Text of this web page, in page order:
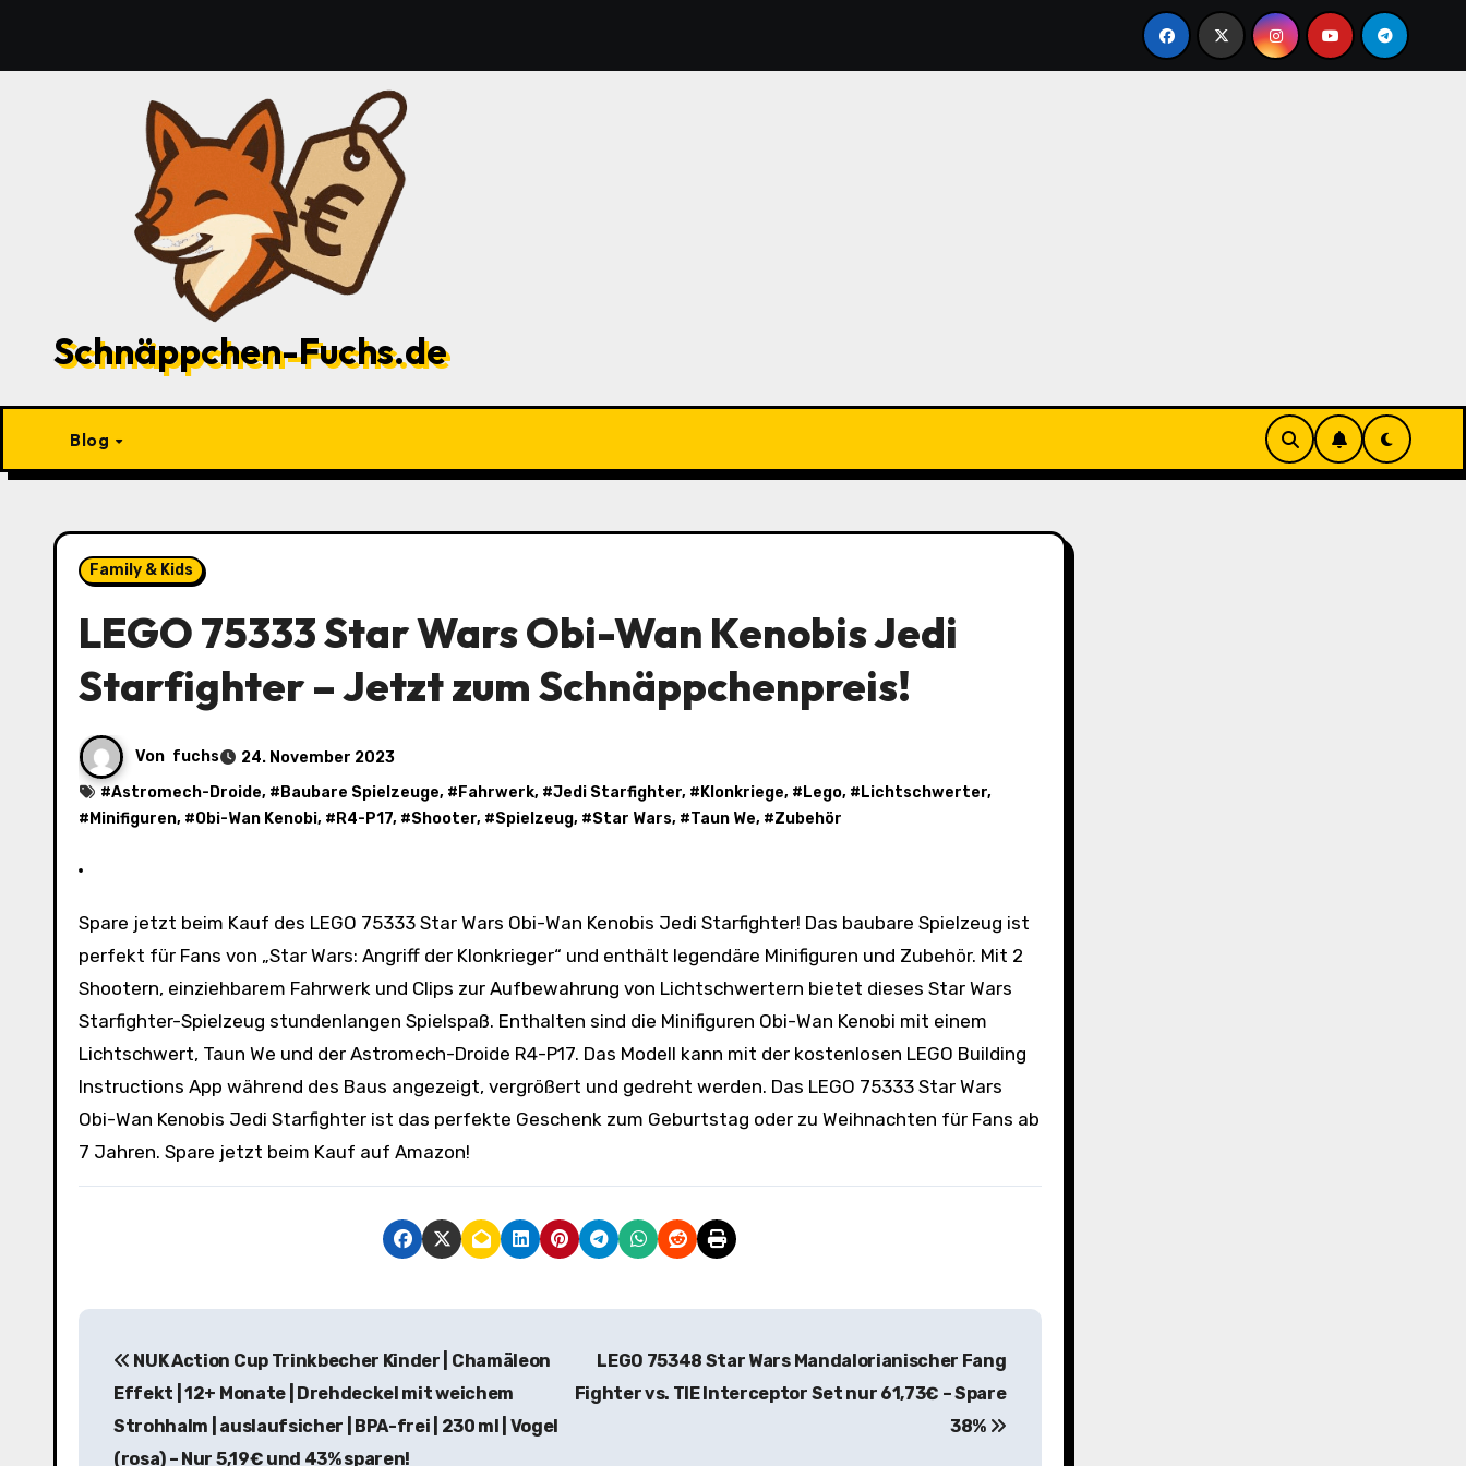
springen
Schnäppchen-Fuchs.de
Blog
Family & Kids
LEGO 75333 Star Wars Obi-Wan Kenobis Jedi
Starfighter – Jetzt zum Schnäppchenpreis!
Von fuchs
24. November 2023
#Astromech-Droide, # Baubare Spielzeuge, # Fahrwerk, #Jedi Starfighter, # Klonkriege, # Lego, # Lichtschwerter,
# Minifiguren, #Obi-Wan Kenobi, # R4-P17, #Shooter, #Spielzeug, #Star Wars, #Taun We, #Zubehör
Spare jetzt beim Kauf des LEGO 75333 Star Wars Obi-Wan Kenobis Jedi Starfighter! Das baubare Spielzeug ist
perfekt für Fans von „Star Wars: Angriff der Klonkrieger“ und enthält legendäre Minifiguren und Zubehör. Mit 2
Shootern, einziehbarem Fahrwerk und Clips zur Aufbewahrung von Lichtschwertern bietet dieses Star Wars
Starfighter-Spielzeug stundenlangen Spielspaß. Enthalten sind die Minifiguren Obi-Wan Kenobi mit einem
Lichtschwert, Taun We und der Astromech-Droide R4-P17. Das Modell kann mit der kostenlosen LEGO Building
Instructions App während des Baus angezeigt, vergrößert und gedreht werden. Das LEGO 75333 Star Wars
Obi-Wan Kenobis Jedi Starfighter ist das perfekte Geschenk zum Geburtstag oder zu Weihnachten für Fans ab
7 Jahren. Spare jetzt beim Kauf auf Amazon!
B
NUK Action Cup Trinkbecher Kinder | Chamäleon
Effekt | 12+ Monate | Drehdeckel mit weichem
Strohhalm | auslaufsicher | BPA-frei | 230 ml | Vogel
(rosa) – Nur 5,19€ und 43% sparen!
LEGO 75348 Star Wars Mandalorianischer Fang
Fighter vs. TIE Interceptor Set nur 61,73€ – Spare
38%